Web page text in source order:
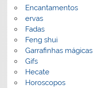
Encantamentos
ervas
Fadas
Feng shui
Garrafinhas mágicas
Gifs
Hecate
Horoscopos